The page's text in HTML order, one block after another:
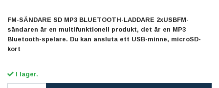
FM-SÄNDARE SD MP3 BLUETOOTH-LADDARE 2xUSBFM-
sändaren är en multifunktionell produkt, det är en MP3
Bluetooth-spelare. Du kan ansluta ett USB-minne, microSD-
kort
I lager.